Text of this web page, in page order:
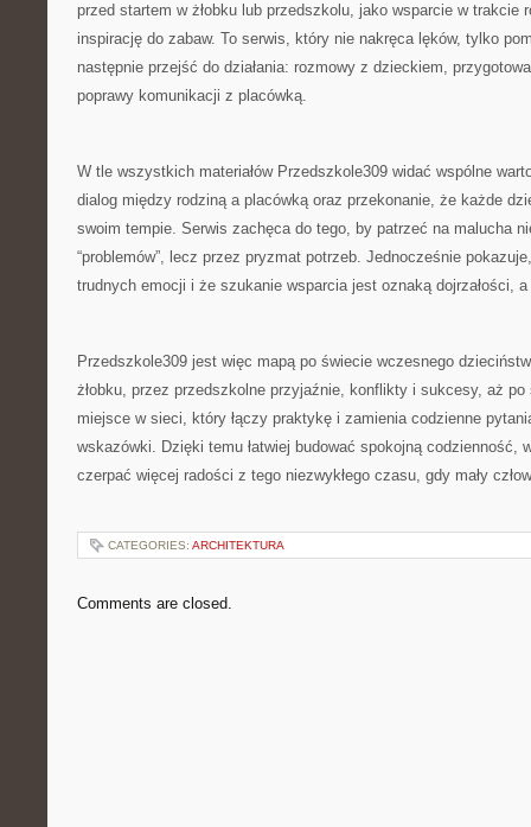
przed startem w żłobku lub przedszkolu, jako wsparcie w trakcie
inspirację do zabaw. To serwis, który nie nakręca lęków, tylko
następnie przejść do działania: rozmowy z dzieckiem,
poprawy komunikacji z placówką.
W tle wszystkich materiałów Przedszkole309 widać wspólne
dialog między rodziną a placówką oraz przekonanie, że każde
swoim tempie. Serwis zachęca do tego, by patrzeć na malucha
“problemów”, lecz przez pryzmat potrzeb. Jednocześnie
trudnych emocji i że szukanie wsparcia jest oznaką dojrzałości,
Przedszkole309 jest więc mapą po świecie wczesnego
żłobku, przez przedszkolne przyjaźnie, konflikty i sukcesy, aż
miejsce w sieci, który łączy praktykę i zamienia codzienne
wskazówki. Dzięki temu łatwiej budować spokojną codzienność,
czerpać więcej radości z tego niezwykłego czasu, gdy mały
CATEGORIES: ARCHITEKTURA
Comments are closed.